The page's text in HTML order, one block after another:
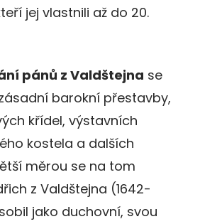
jej vlastnili až do 20.
pánů z Valdštejna se
barokní přestavby,
křídel, výstavních
kostela a dalších
měrou se na tom
z Valdštejna (1642-
jako duchovní, svou